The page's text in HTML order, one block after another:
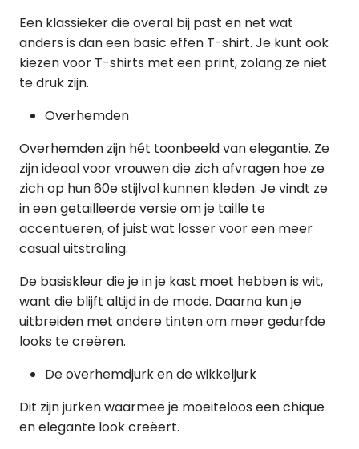
Een klassieker die overal bij past en net wat
anders is dan een basic effen T-shirt. Je kunt ook
kiezen voor T-shirts met een print, zolang ze niet
te druk zijn.
Overhemden
Overhemden zijn hét toonbeeld van elegantie. Ze
zijn ideaal voor vrouwen die zich afvragen hoe ze
zich op hun 60e stijlvol kunnen kleden. Je vindt ze
in een getailleerde versie om je taille te
accentueren, of juist wat losser voor een meer
casual uitstraling.
De basiskleur die je in je kast moet hebben is wit,
want die blijft altijd in de mode. Daarna kun je
uitbreiden met andere tinten om meer gedurfde
looks te creëren.
De overhemdjurk en de wikkeljurk
Dit zijn jurken waarmee je moeiteloos een chique
en elegante look creëert.